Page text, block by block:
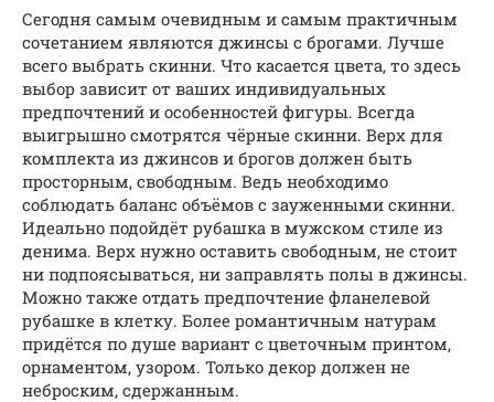
Сегодня самым очевидным и самым практичным
сочетанием являются джинсы с брогами. Лучше
всего выбрать скинни. Что касается цвета, то здесь
выбор зависит от ваших индивидуальных
предпочтений и особенностей фигуры. Всегда
выигрышно смотрятся чёрные скинни. Верх для
комплекта из джинсов и брогов должен быть
просторным, свободным. Ведь необходимо
соблюдать баланс объёмов с зауженными скинни.
Идеально подойдёт рубашка в мужском стиле из
денима. Верх нужно оставить свободным, не стоит
ни подпоясываться, ни заправлять полы в джинсы.
Можно также отдать предпочтение фланелевой
рубашке в клетку. Более романтичным натурам
придётся по душе вариант с цветочным принтом,
орнаментом, узором. Только декор должен не
неброским, сдержанным.